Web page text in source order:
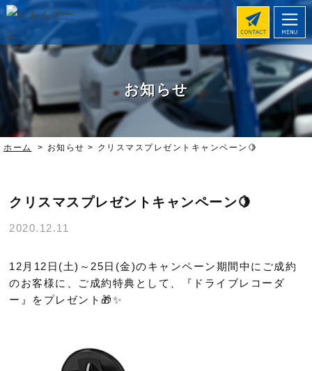
お知らせ
ホーム > お知らせ > クリスマスプレゼントキャンペーン🍋
クリスマスプレゼントキャンペーン🍋
2020.12.11
12月12日(土)～25日(金)のキャンペーン期間中にご成約
のお客様に、ご成約特典として、『ドライブレコーダ
ー』をプレゼント🎁✨